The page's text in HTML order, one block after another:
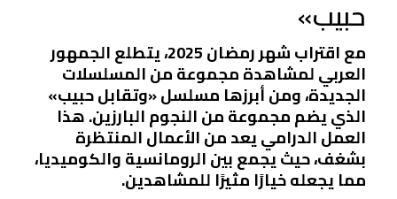
حبيب»
مع اقتراب شهر رمضان 2025، يتطلع الجمهور
العربي لمشاهدة مجموعة من المسلسلات
الجديدة، ومن أبرزها مسلسل «وتقابل حبيب»
الذي يضم مجموعة من النجوم البارزين. هذا
العمل الدرامي يعد من الأعمال المنتظرة
بشغف، حيث يجمع بين الرومانسية والكوميديا،
مما يجعله خيارًا مثيرًا للمشاهدين.